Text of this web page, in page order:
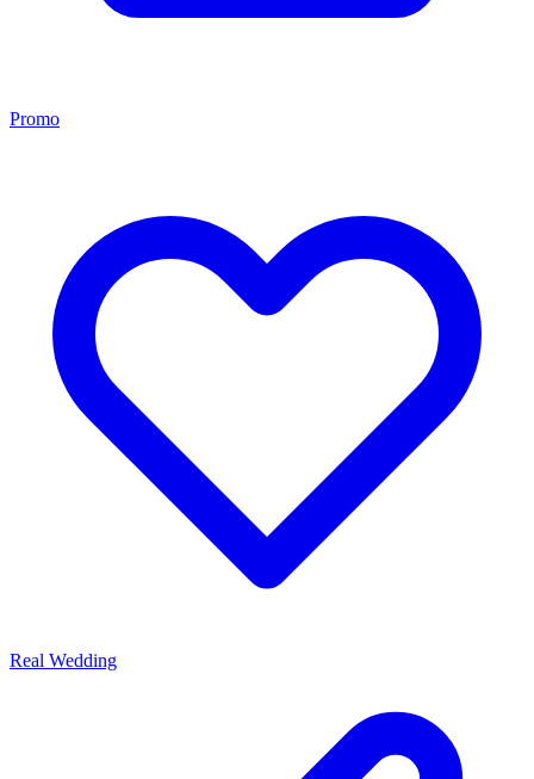
Promo
Real Wedding